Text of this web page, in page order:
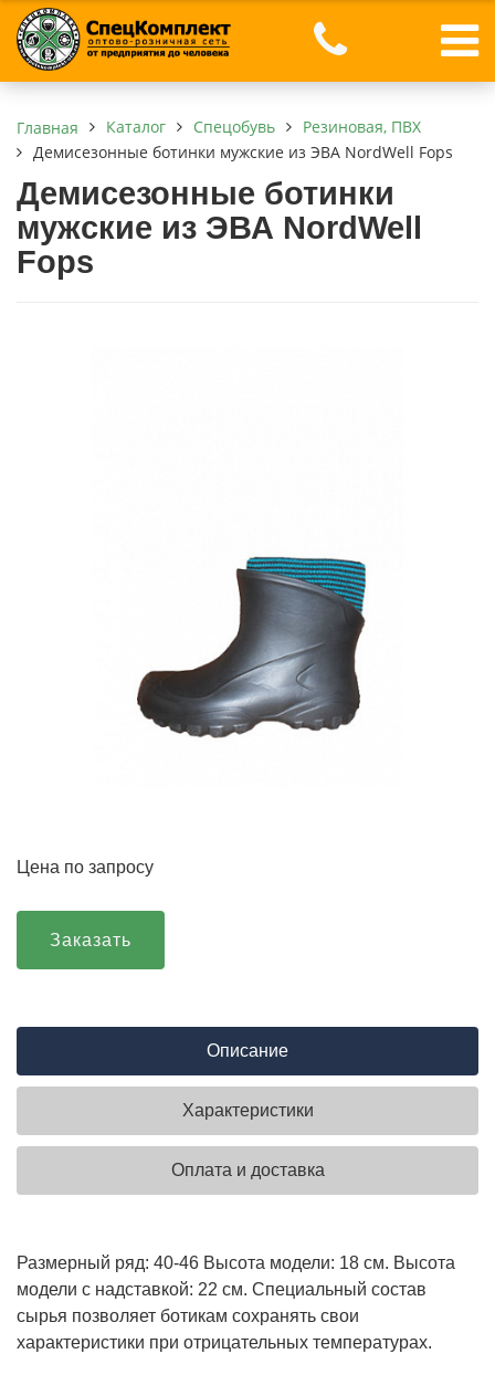
Главная Каталог Спецобувь
Резиновая, ПВХ
Демисезонные ботинки мужские из ЭВА NordWell Fops
Демисезонные ботинки
мужские из ЭВА NordWell
Fops
Цена по запросу
Заказать
Описание
Характеристики
Оплата и доставка
Размерный ряд: 40-46 Высота модели: 18 см. Высота
модели с надставкой: 22 см. Специальный состав
сырья позволяет ботикам сохранять свои
характеристики при отрицательных температурах.